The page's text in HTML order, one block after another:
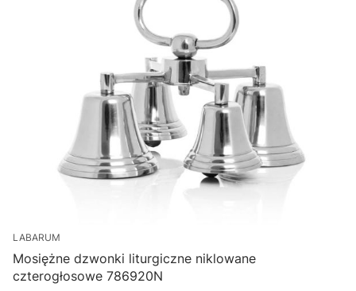
LABARUM
Mosiężne dzwonki liturgiczne niklowane
czterogłosowe 786920N